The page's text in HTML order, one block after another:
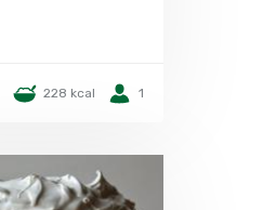
228 kcal 1